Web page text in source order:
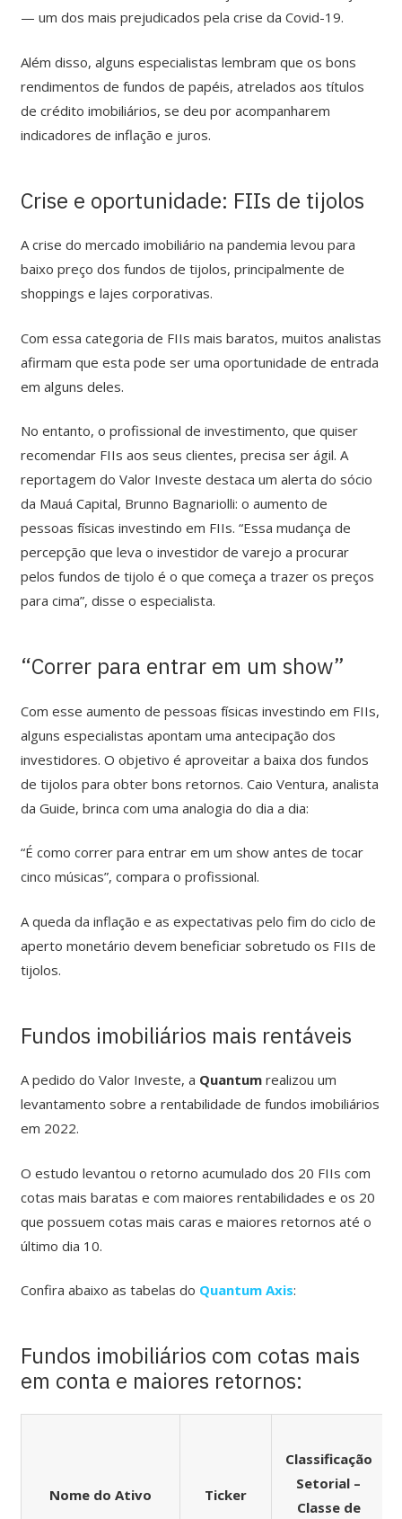
— um dos mais prejudicados pela crise da Covid-19.
Além disso, alguns especialistas lembram que os bons
rendimentos de fundos de papéis, atrelados aos títulos
de crédito imobiliários, se deu por acompanharem
indicadores de inflação e juros.
Crise e oportunidade: FIIs de tijolos
A crise do mercado imobiliário na pandemia levou para
baixo preço dos fundos de tijolos, principalmente de
shoppings e lajes corporativas.
Com essa categoria de FIIs mais baratos, muitos analistas
afirmam que esta pode ser uma oportunidade de entrada
em alguns deles.
No entanto, o profissional de investimento, que quiser
recomendar FIIs aos seus clientes, precisa ser ágil. A
reportagem do Valor Investe destaca um alerta do sócio
da Mauá Capital, Brunno Bagnariolli: o aumento de
pessoas físicas investindo em FIIs. “Essa mudança de
percepção que leva o investidor de varejo a procurar
pelos fundos de tijolo é o que começa a trazer os preços
para cima”, disse o especialista.
“Correr para entrar em um show”
Com esse aumento de pessoas físicas investindo em FIIs,
alguns especialistas apontam uma antecipação dos
investidores. O objetivo é aproveitar a baixa dos fundos
de tijolos para obter bons retornos. Caio Ventura, analista
da Guide, brinca com uma analogia do dia a dia:
“É como correr para entrar em um show antes de tocar
cinco músicas”, compara o profissional.
A queda da inflação e as expectativas pelo fim do ciclo de
aperto monetário devem beneficiar sobretudo os FIIs de
tijolos.
Fundos imobiliários mais rentáveis
A pedido do Valor Investe, a Quantum realizou um
levantamento sobre a rentabilidade de fundos imobiliários
em 2022.
O estudo levantou o retorno acumulado dos 20 FIIs com
cotas mais baratas e com maiores rentabilidades e os 20
que possuem cotas mais caras e maiores retornos até o
último dia 10.
Confira abaixo as tabelas do Quantum Axis:
Fundos imobiliários com cotas mais
em conta e maiores retornos:
Nome do Ativo Ticker
Classificação
Setorial –
Classe de